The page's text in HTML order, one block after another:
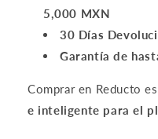
5,000 MXN
30 Días
Garantía de
Comprar en Reducto es
e inteligente para el